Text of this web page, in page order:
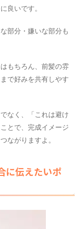
良いです。
部分・嫌いな部分も
もちろん、前髪の雰
で好みを共有しやす
なく、「これは避け
とで、完成イメージ
ながりますよ。
に伝えたいポ